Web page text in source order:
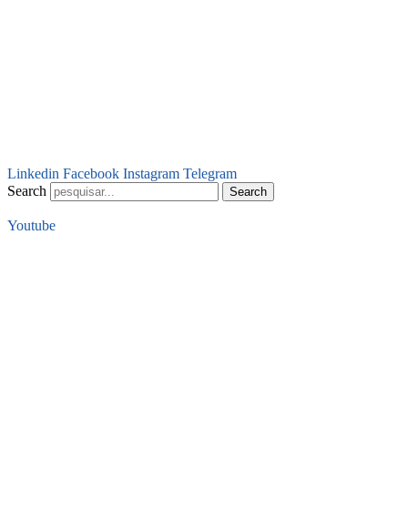
Linkedin Facebook Instagram Telegram
Search
Search
Youtube